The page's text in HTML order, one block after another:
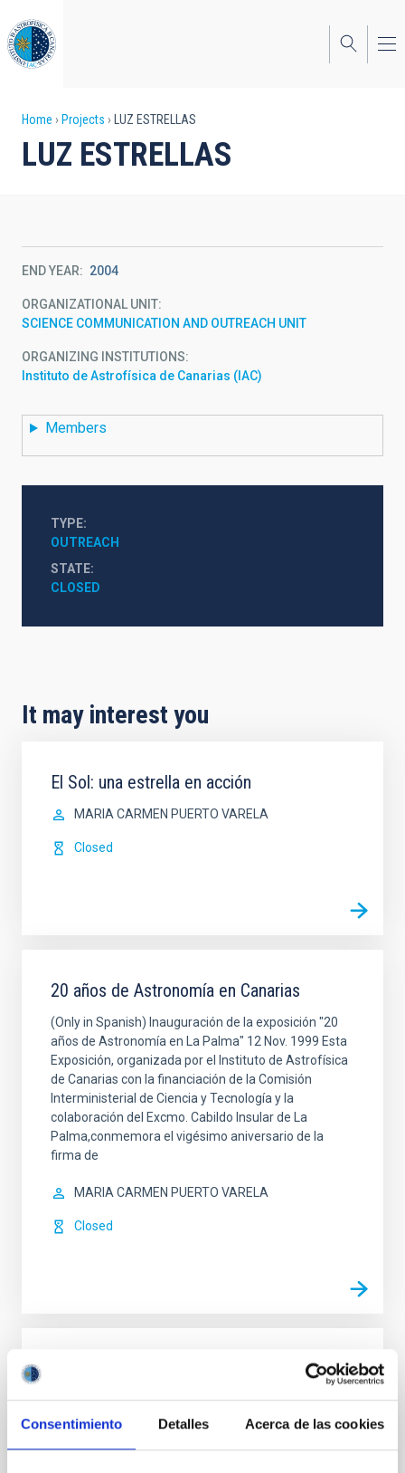
Consentimiento Detalles Acerca de las cookies
to
main
content
Breadcrumb
Home Projects LUZ ESTRELLAS
LUZ ESTRELLAS
END YEAR 2004
ORGANIZATIONAL UNIT
SCIENCE COMMUNICATION AND OUTREACH UNIT
ORGANIZING INSTITUTIONS
Instituto de Astrofísica de Canarias (IAC)
Members
TYPE
OUTREACH
STATE
CLOSED
It may interest you
El Sol: una estrella en acción
MARIA CARMEN PUERTO VARELA
Closed
20 años de Astronomía en Canarias
(Only in Spanish) Inauguración de la exposición "20
años de Astronomía en La Palma" 12 Nov. 1999 Esta
Exposición, organizada por el Instituto de Astrofísica
de Canarias con la financiación de la Comisión
Interministerial de Ciencia y Tecnología y la
colaboración del Excmo. Cabildo Insular de La
Palma,conmemora el vigésimo aniversario de la
firma de
MARIA CARMEN PUERTO VARELA
Closed
NATE: Science that brings people together
The NATE project encompasses two eclipses, three